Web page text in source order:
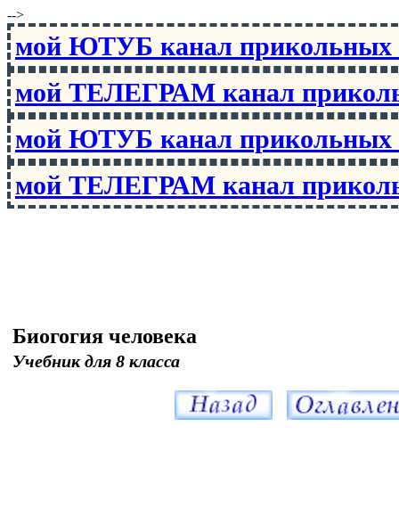
-->
мой ЮТУБ канал
мой ТЕЛЕГРАМ канал
мой ЮТУБ канал
мой ТЕЛЕГРАМ канал
Биогогия человека
Учебник для 8 класса